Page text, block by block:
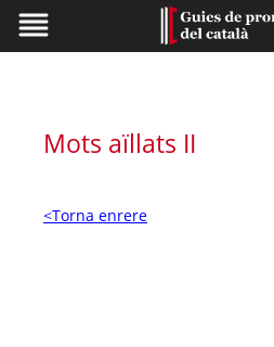
Mots aïllats II
<Torna enrere